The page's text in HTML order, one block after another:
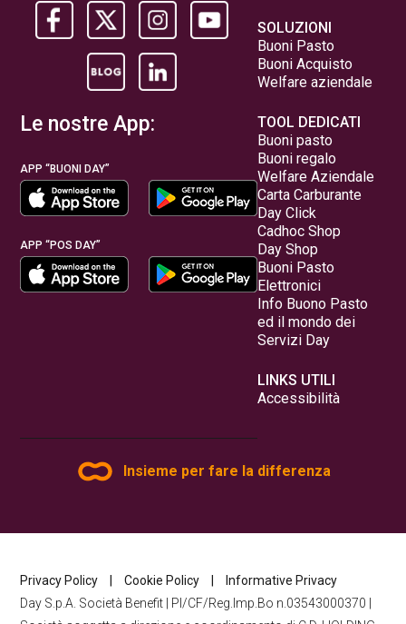
Le nostre App:
APP “BUONI DAY”
APP “POS DAY”
SOLUZIONI
Buoni Pasto
Buoni Acquisto
Welfare aziendale
TOOL DEDICATI
Buoni pasto
Buoni regalo
Welfare Aziendale
Carta Carburante
Day Click
Cadhoc Shop
Day Shop
Buoni Pasto
Elettronici
Info Buono Pasto
ed il mondo dei
Servizi Day
LINKS UTILI
Accessibilità
Insieme per fare la differenza
Privacy Policy Cookie Policy
Informative Privacy
Day S.p.A. Società Benefit | PI/CF/Reg.Imp.Bo n.03543000370 |